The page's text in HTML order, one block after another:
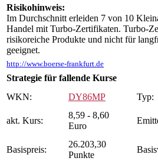
Risikohinweis:
Im Durchschnitt erleiden 7 von 10
Handel mit Turbo-Zertifikaten. Turbo-
risikoreiche Produkte und nicht für
geeignet.
http://www.boerse-frankfurt.de
Strategie für fallende Kurse
WKN:
DY86MP Typ:
akt. Kurs:
8,59 - 8,60
Euro
Basispreis:
26.203,30
Punkte